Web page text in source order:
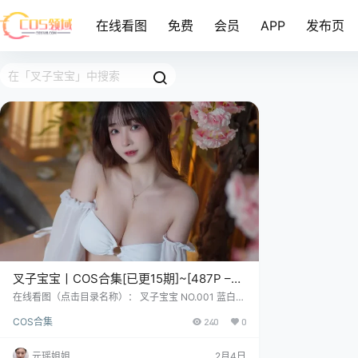
在线看图 免费 会员 APP 发布页
叉子宝宝丨COS合集[已更15期]~[487P –
1.24G]
在线看图（点击目录名称）： 叉子宝宝 NO.001 蓝白少
3MB] 叉子宝宝 NO.003 修女系列 [56P-106MB] 1997
——165cm、43kg的驴肉爱好者，自带奶凶香气。 她
COS合集 240 0